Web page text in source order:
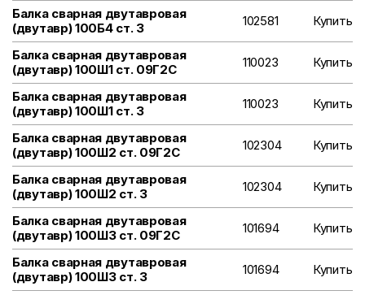
Балка сварная двутавровая
(двутавр) 100Б4 ст. 3
102581 Купить
Балка сварная двутавровая
(двутавр) 100Ш1 ст. 09Г2С
110023 Купить
Балка сварная двутавровая
(двутавр) 100Ш1 ст. 3
110023 Купить
Балка сварная двутавровая
(двутавр) 100Ш2 ст. 09Г2С
102304 Купить
Балка сварная двутавровая
(двутавр) 100Ш2 ст. 3
102304 Купить
Балка сварная двутавровая
(двутавр) 100Ш3 ст. 09Г2С
101694 Купить
Балка сварная двутавровая
(двутавр) 100Ш3 ст. 3
101694 Купить